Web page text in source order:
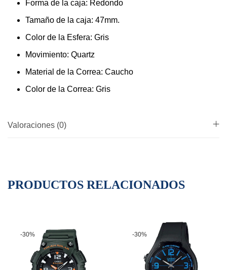
Forma de la caja: Redondo
Tamaño de la caja: 47mm.
Color de la Esfera: Gris
Movimiento: Quartz
Material de la Correa: Caucho
Color de la Correa: Gris
Valoraciones (0)
PRODUCTOS RELACIONADOS
-30% -30%